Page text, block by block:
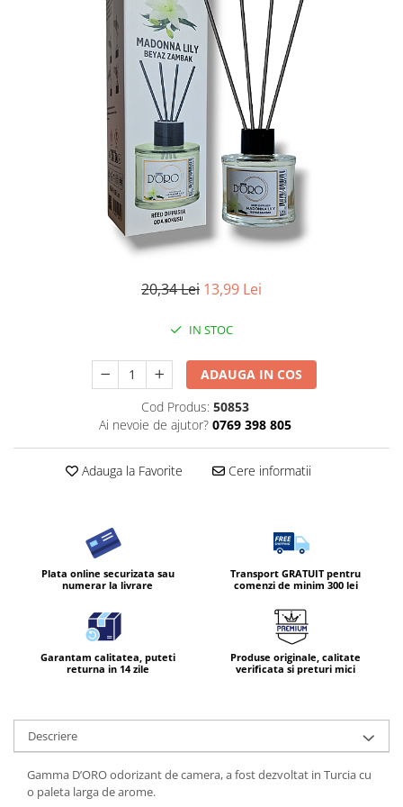
Apret & solutii speciale
Detergent lichid
Detergent pudra
Solutie de intretinere textile
Solutii de scos pete
Tablete & Capsule
Combaterea Insectelor
Diverse produse de uz casnic
Geamuri
Saci Menajeri
Servetele Umede Multisuprfete
Ingrijire Personala
Ingrijirea corpului
Gel de dus
Igiena orala
Lotiune de corp
20,34 Lei 13,99 Lei
IN STOC
ADAUGA IN COS
Cod Produs: 50853
Ai nevoie de ajutor? 0769 398 805
Adauga la Favorite Cere informatii
Plata online securizata sau
numerar la livrare
Transport GRATUIT pentru
comenzi de minim 300 lei
Garantam calitatea, puteti
returna in 14 zile
Produse originale, calitate
verificata si preturi mici
Descriere
Gamma D’ORO odorizant de camera, a fost dezvoltat in Turcia cu
o paleta larga de arome.